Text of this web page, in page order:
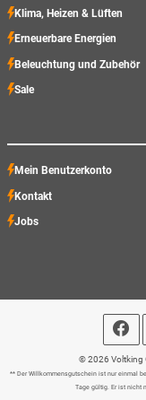
Klima, Heizen & Lüften
Erneuerbare Energien
Beleuchtung und Zubehör
Sale
Mein Benutzerkonto
Kontakt
Jobs
© 2026 Voltking
** Der Willkommensgutschein ist nur einmal
Tage gültig. Er ist nicht